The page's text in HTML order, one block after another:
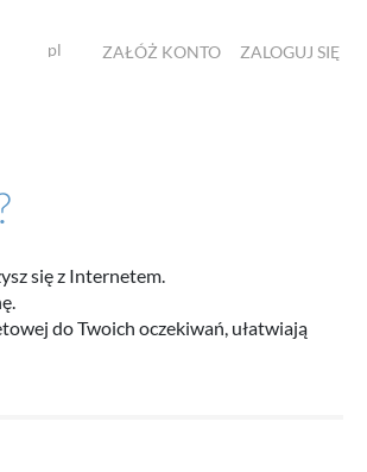
pl ZAŁÓŻ KONTO ZALOGUJ SIĘ
się z Internetem.
do Twoich oczekiwań, ułatwiają